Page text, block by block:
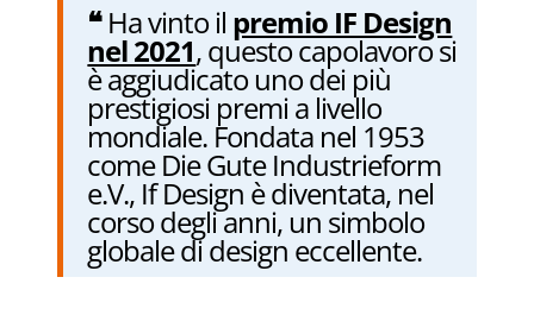
❝Ha vinto il premio IF Design
nel 2021, questo capolavoro si
è aggiudicato uno dei più
prestigiosi premi a livello
mondiale. Fondata nel 1953
come Die Gute Industrieform
e.V., If Design è diventata, nel
corso degli anni, un simbolo
globale di design eccellente.